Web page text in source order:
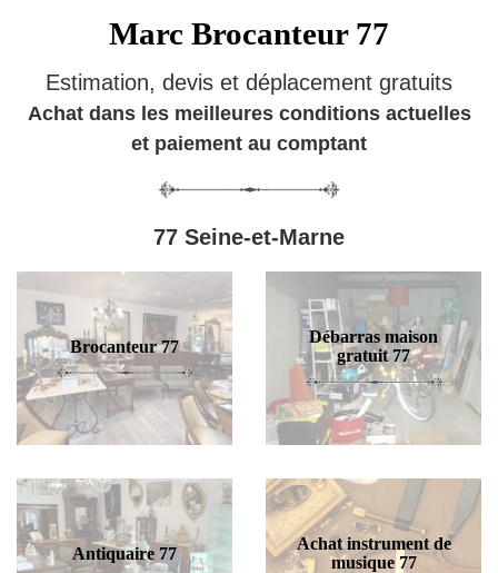
Marc Brocanteur 77
Estimation, devis et déplacement gratuits
Achat dans les meilleures conditions actuelles
et paiement au comptant
77 Seine-et-Marne
Brocanteur 77
Débarras maison
gratuit 77
Antiquaire 77
Achat instrument de
musique 77